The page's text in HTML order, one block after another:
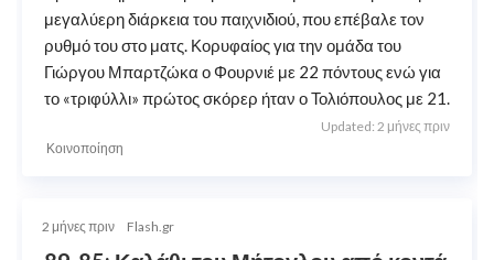
μεγαλύερη διάρκεια του παιχνιδιού, που επέβαλε τον
ρυθμό του στο ματς. Κορυφαίος για την ομάδα του
Γιώργου Μπαρτζώκα ο Φουρνιέ με 22 πόντους ενώ για
το «τριφύλλι» πρώτος σκόρερ ήταν ο Τολιόπουλος με 21.
Updated: 2 μήνες πριν
Κοινοποίηση
2 μήνες πριν Flash.gr